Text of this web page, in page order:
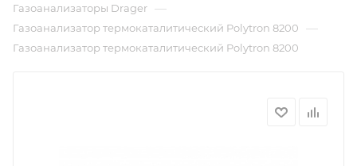
Газоанализаторы Drager —
Газоанализатор термокаталитический Polytron 8200 —
Газоанализатор термокаталитический Polytron 8200